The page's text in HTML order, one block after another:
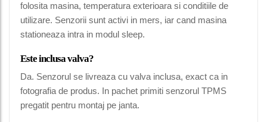
folosita masina, temperatura exterioara si conditiile de
utilizare. Senzorii sunt activi in mers, iar cand masina
stationeaza intra in modul sleep.
Este inclusa valva?
Da. Senzorul se livreaza cu valva inclusa, exact ca in
fotografia de produs. In pachet primiti senzorul TPMS
pregatit pentru montaj pe janta.